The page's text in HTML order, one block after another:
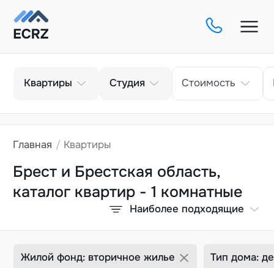
Тип
Квартиры Кол-во комнат
Студия Стоимость
Главная Квартиры
Брест и Брестская область,
каталог квартир - 1 комнатные
Наиболее подходящие
Жилой фонд: вторичное жилье Тип дома: